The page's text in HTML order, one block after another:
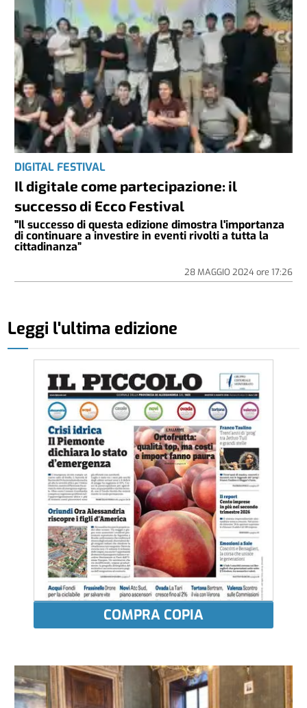
DIGITAL FESTIVAL
Il digitale come partecipazione: il
successo di Ecco Festival
"Il successo di questa edizione dimostra l'importanza
di continuare a investire in eventi rivolti a tutta la
cittadinanza”
28 MAGGIO 2024ore 17:26
Leggi l'ultima edizione
COMPRA COPIA